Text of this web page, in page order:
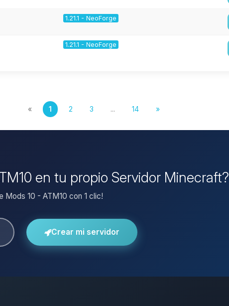
1.21.1 - NeoForge
1.21.1 - NeoForge
« 1 2 3 ... 14 »
en tu propio Servidor Minecraft?
Mods 10 - ATM10 con 1 clic!
Crear mi servidor